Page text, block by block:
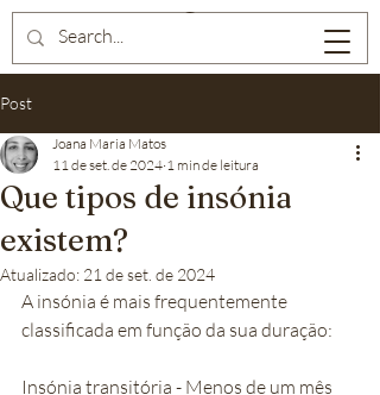
Post
Que tipos de insónia
existem?
Joana Maria Matos
11 de set. de 2024 1 min de leitura
Atualizado: 21 de set. de 2024
A insónia é mais frequentemente
classificada em função da sua duração:
Insónia transitória - Menos de um mês